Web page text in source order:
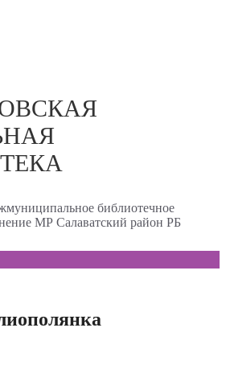
библиотечное
МР Салаватский район РБ